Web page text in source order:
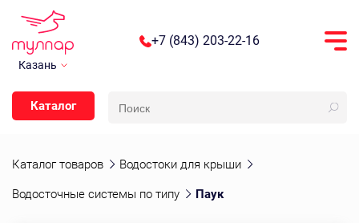
Казань
+7 (843) 203-22-16
Каталог
Каталог товаров Водостоки для крыши
Водосточные системы по типу Паук